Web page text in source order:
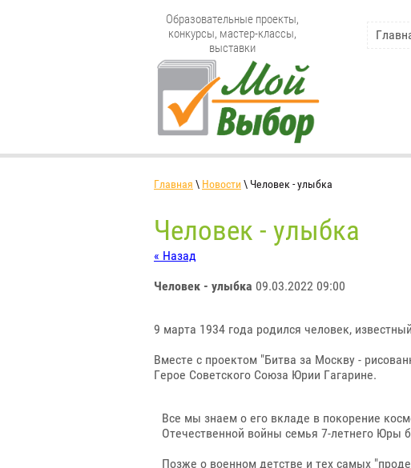
Образовательные проекты,
конкурсы, мастер-классы,
выставки
Главная \ Новости\ Человек - улыбка
Человек - улыбка
« Назад
Человек - улыбка 09.03.2022 09:00
9 марта 1934 года родился человек,
Вместе с проектом "Битва за Москву -
Герое Советского Союза Юрии Гагарине.
Все мы знаем о его вкладе в покорение
Отечественной войны семья 7-летнего Юры
Позже о военном детстве и тех самых